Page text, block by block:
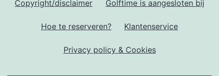
Copyright/disclaimer Golftime is aangesloten bij
Hoe te reserveren? Klantenservice
Privacy policy & Cookies